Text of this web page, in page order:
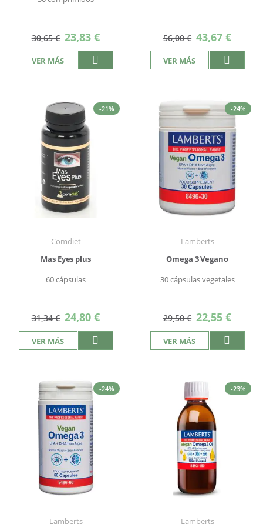
30,65 € Precio
especial
23,83 €
VER MÁS
56,00 € Precio
especial
43,67 €
VER MÁS
-21%
Comdiet
Mas Eyes plus
60 cápsulas
31,34 € Precio
especial
24,80 €
VER MÁS
-24%
Lamberts
Omega 3 Vegano
30 cápsulas vegetales
29,50 € Precio
especial
22,55 €
VER MÁS
-24%
Lamberts
-23%
Lamberts